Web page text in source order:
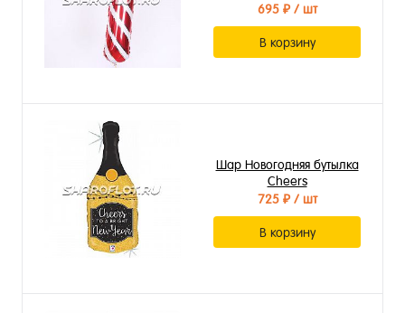
695 ₽/ шт
В корзину
Шар Новогодняя бутылка
Cheers
725 ₽/ шт
В корзину